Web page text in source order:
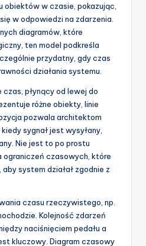
obiektów w czasie, pokazując,
w odpowiedzi na zdarzenia.
diagramów, które
ten model podkreśla
przydatny, gdy czas
działania systemu.
płynący od lewej do
różne obiekty, linie
pozwala architektom
sygnał jest wysyłany,
Nie jest to po prostu
czasowych, które
system działał zgodnie z
czasu rzeczywistego, np.
Kolejność zdarzeń
naciśnięciem pedału a
kluczowy. Diagram czasowy